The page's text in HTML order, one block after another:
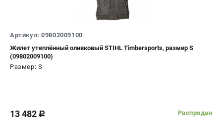
Артикул: 09802009100
Жилет утеплённый оливковый STIHL Timbersports, размер S
(09802009100)
Размер: S
13 482 c Распродан